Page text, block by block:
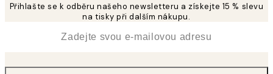
Přihlašte se k odběru našeho newsletteru a získejte 15 % slevu
na tisky při dalším nákupu.